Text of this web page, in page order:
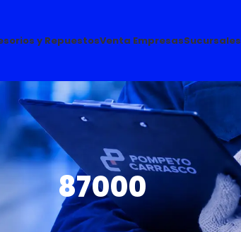
y RepuestosVenta EmpresasSucursales
87000